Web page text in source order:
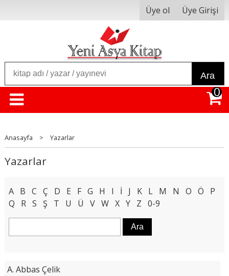
Üye ol Üye Girişi
Ara
0
Anasayfa > Yazarlar
Yazarlar
A B C Ç D E F G H I İ J K L M N O Ö
P
Q
R S Ş T U Ü V W X Y Z 0-9
A. Abbas Çelik